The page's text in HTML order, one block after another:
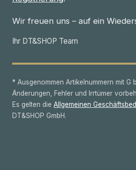
Wir freuen uns – auf ein
Ihr DT&SHOP Team
* Ausgenommen Artikelnummern mit G
Änderungen, Fehler und Irrtümer
Es gelten die Allgemeinen
DT&SHOP GmbH.